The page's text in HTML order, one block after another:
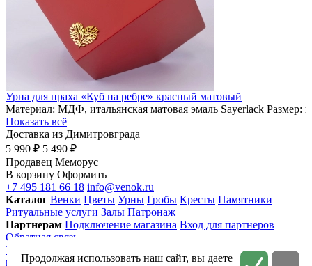
Урна для праха «Куб на ребре» красный матовый
Материал: МДФ, итальянская матовая эмаль Sayerlack
Показать всё
Доставка из Димитровграда
5 990 ₽ 5 490 ₽
Продавец Меморус
В корзину Оформить
+7 495 181 66 18 info@venok.ru
Каталог Венки Цветы Урны Гробы Кресты Памятники
Ритуальные услуги Залы Патронаж
Партнерам Подключение магазина Вход для партнеров
Обратная связь
Условия использования
конфиденциальностиСоглашение на обработку персональных
Продолжая использовать наш сайт, вы даете